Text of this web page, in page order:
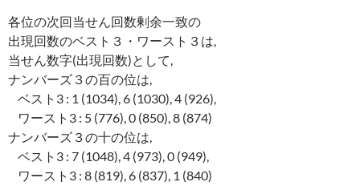
各位の次回当せん回数剰余一致の
出現回数のベスト３・ワースト３は,
当せん数字(出現回数)として,
ナンバーズ３の百の位は,
ベスト3 : 1 (1034), 6 (1030), 4 (926),
ワースト3 : 5 (776), 0 (850), 8 (874)
ナンバーズ３の十の位は,
ベスト3 : 7 (1048), 4 (973), 0 (949),
ワースト3 : 8 (819), 6 (837), 1 (840)